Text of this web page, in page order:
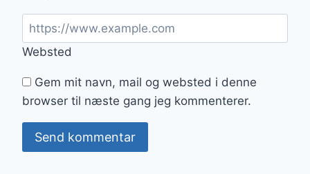
Websted
Gem mit navn, mail og websted i denne
browser til næste gang jeg kommenterer.